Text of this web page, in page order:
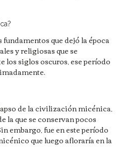
que dejó la época
y religiosas que se
siglos oscuros, ese período
de la civilización micénica,
la que se conservan pocos
embargo, fue en este período
que luego afloraría en la